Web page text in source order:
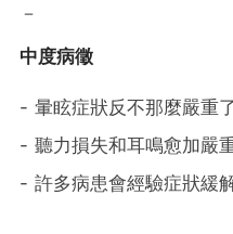
－
中度病徵
- 暈眩症狀反不那麼嚴重了
- 聽力損失和耳鳴愈加嚴重
- 許多病患會經驗症狀緩